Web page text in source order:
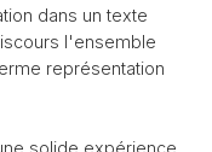
dans un texte
l'ensemble
représentation
solide expérience